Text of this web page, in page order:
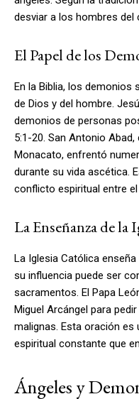
desviar a los hombres del
El Papel de los
En la Biblia, los
de Dios y del hombre.
demonios de personas
5:1-20. San Antonio
Monacato, enfrentó
durante su vida ascética.
conflicto espiritual entre el
La Enseñanza de
La Iglesia Católica
su influencia puede ser
sacramentos. El Papa
Miguel Arcángel para
malignas. Esta oración
espiritual constante que
Ángeles y